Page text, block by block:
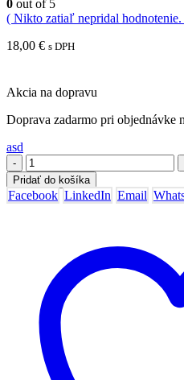
0 out of 5
( Nikto zatiaľ nepridal hodnotenie.
18,00 € s DPH
Akcia na dopravu
Doprava zadarmo pri objednávke
asd
-
Pridať do košíka
Facebook LinkedIn Email